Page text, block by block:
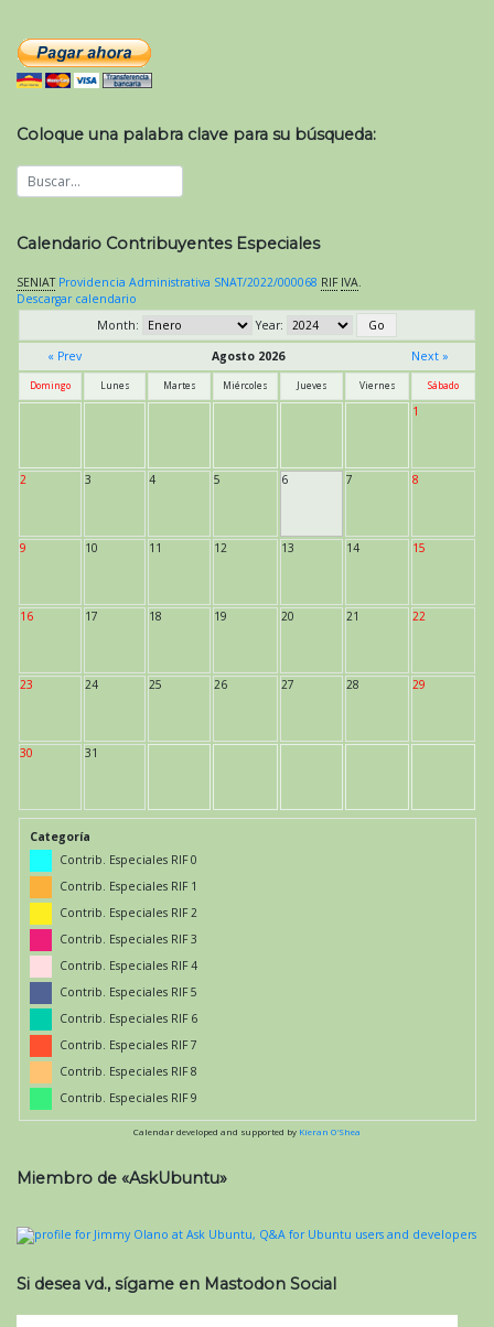
Coloque una palabra clave para su búsqueda:
Calendario Contribuyentes Especiales
SENIAT Providencia Administrativa SNAT/2022/000068 RIF IVA.
Descargar calendario
Month:
Year:
« Prev
Agosto 2026 Next »
Domingo Lunes Martes Miércoles Jueves Viernes Sábado
1
2 3 4 5 6 7 8
9 10 11 12 13 14 15
16 17 18 19 20 21 22
23 24 25 26 27 28 29
30 31
Categoría
Contrib. Especiales RIF 0
Contrib. Especiales RIF 1
Contrib. Especiales RIF 2
Contrib. Especiales RIF 3
Contrib. Especiales RIF 4
Contrib. Especiales RIF 5
Contrib. Especiales RIF 6
Contrib. Especiales RIF 7
Contrib. Especiales RIF 8
Contrib. Especiales RIF 9
Calendar developed and supported by Kieran O'Shea
Miembro de «AskUbuntu»
Si desea vd., sígame en Mastodon Social